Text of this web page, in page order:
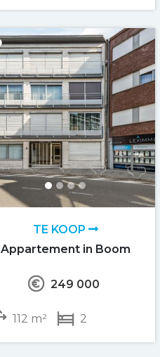
TE KOOP
Appartement in Boom
249 000
112 m² 2